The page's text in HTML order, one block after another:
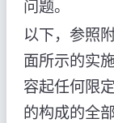
问题。
以下，参照
面所示的实
容起任何限
的构成的全